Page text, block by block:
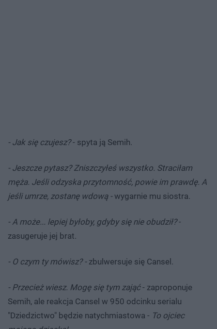
- Jak się czujesz?- spyta ją Semih.
- Jeszcze pytasz? Zniszczyłeś wszystko. Straciłam
męża. Jeśli odzyska przytomność, powie im prawdę. A
jeśli umrze, zostanę wdową -wygarnie mu siostra.
- A może... lepiej byłoby, gdyby się nie obudził?-
zasugeruje jej brat.
- O czym ty mówisz? -zbulwersuje się Cansel.
- Przecież wiesz. Mogę się tym zająć- zaproponuje
Semih, ale reakcja Cansel w 950 odcinku serialu
"Dziedzictwo" będzie natychmiastowa - To ojciec